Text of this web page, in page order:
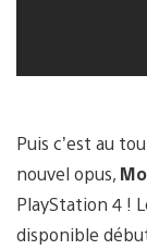
Puis c’est au
nouvel opus,
PlayStation 4 !
disponible